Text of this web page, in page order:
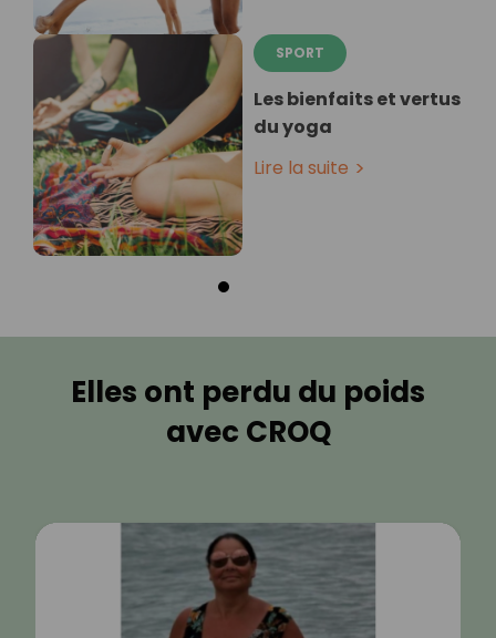
SPORT
Les bienfaits et vertus
du yoga
Lire la suite
Elles ont perdu du poids
avec CROQ